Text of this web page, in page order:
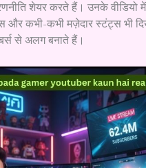
शेयर करते हैं। उनके वीडियो
और कभी-कभी मज़ेदार स्टंट्स भी
से अलग बनाते हैं।